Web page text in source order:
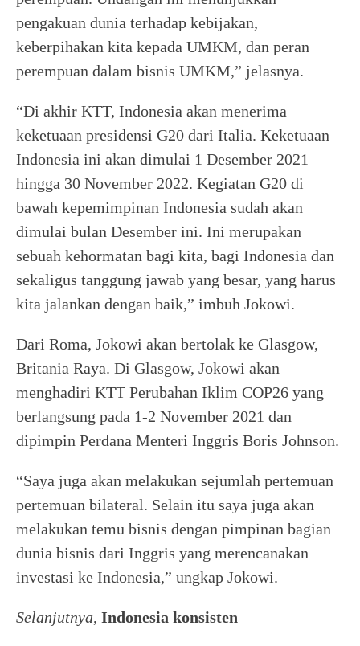
pengakuan dunia terhadap kebijakan,
keberpihakan kita kepada UMKM, dan peran
perempuan dalam bisnis UMKM,” jelasnya.
“Di akhir KTT, Indonesia akan menerima
keketuaan presidensi G20 dari Italia. Keketuaan
Indonesia ini akan dimulai 1 Desember 2021
hingga 30 November 2022. Kegiatan G20 di
bawah kepemimpinan Indonesia sudah akan
dimulai bulan Desember ini. Ini merupakan
sebuah kehormatan bagi kita, bagi Indonesia dan
sekaligus tanggung jawab yang besar, yang harus
kita jalankan dengan baik,” imbuh Jokowi.
Dari Roma, Jokowi akan bertolak ke Glasgow,
Britania Raya. Di Glasgow, Jokowi akan
menghadiri KTT Perubahan Iklim COP26 yang
berlangsung pada 1-2 November 2021 dan
dipimpin Perdana Menteri Inggris Boris Johnson.
“Saya juga akan melakukan sejumlah pertemuan
pertemuan bilateral. Selain itu saya juga akan
melakukan temu bisnis dengan pimpinan bagian
dunia bisnis dari Inggris yang merencanakan
investasi ke Indonesia,” ungkap Jokowi.
Selanjutnya, Indonesia konsisten